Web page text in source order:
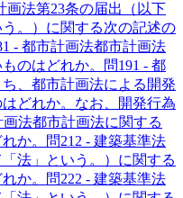
画法第23条の届出（以下
。）に関する次の記述の
1 - 都市計画法都市計画法
のはどれか。
問191 - 都
、都市計画法による開発
どれか。なお、開発行為
画法都市計画法に関する
か。
問212 - 建築基準法
法」という。）に関する
か。
問222 - 建築基準法